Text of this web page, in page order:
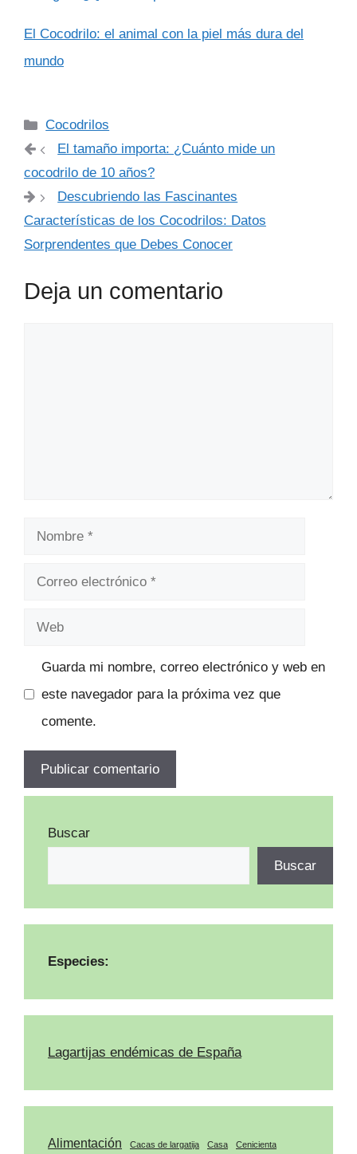
El Cocodrilo: el animal con la piel más dura del
mundo
Categorías
Cocodrilos
El tamaño importa: ¿Cuánto mide un
cocodrilo de 10 años?
Descubriendo las Fascinantes
Características de los Cocodrilos: Datos
Sorprendentes que Debes Conocer
Deja un comentario
Nombre
Correo
Web
Guarda mi nombre, correo electrónico y web en
este navegador para la próxima vez que
comente.
Buscar
Buscar
Especies:
Lagartijas endémicas de España
Alimentación Cacas de largatija Casa Cenicienta